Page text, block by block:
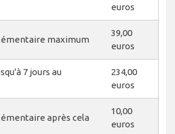
euros
maximum
39,00
euros
7 jours au
234,00
euros
après cela
10,00
euros